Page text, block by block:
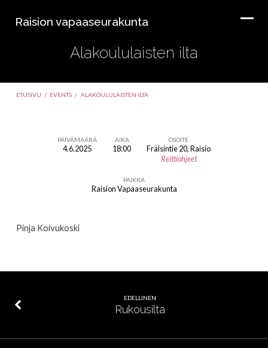
Raision vapaaseurakunta
Alakoululaisten ilta
ETUSIVU / EVENTS / ALAKOULULAISTEN ILTA
PÄIVÄMÄÄRÄ
4.6.2025
AIKA
18:00
OSOITE
Frälsintie 20, Raisio
Reittiohjeet
PAIKKA
Raision Vapaaseurakunta
Pinja Koivukoski
EDELLINEN
Rukousilta